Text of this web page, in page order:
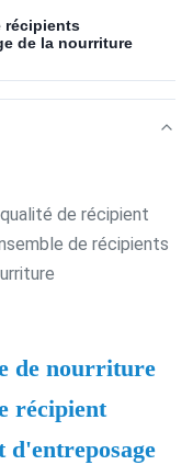
récipients
de la nourriture
de récipient
de récipients
de nourriture
récipient
d'entreposage